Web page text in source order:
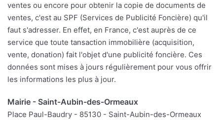
ventes ou encore pour obtenir la copie de documents de
ventes, c'est au SPF (Services de Publicité Foncière) qu'il
faut s'adresser. En effet, en France, c'est auprès de ce
service que toute tansaction immobilière (acquisition,
vente, donation) fait l'objet d'une publicité foncière. Ces
données sont mises à jours régulièrement pour vous offrir
les informations les plus à jour.
Mairie - Saint-Aubin-des-Ormeaux
Place Paul-Baudry - 85130 - Saint-Aubin-des-Ormeaux